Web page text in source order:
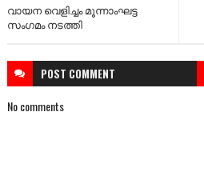
വായന വെളിച്ചം മൂന്നാംഘട്ട
സംഗമം നടത്തി
POST COMMENT
No comments